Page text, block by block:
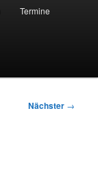
Termine
Nächster →